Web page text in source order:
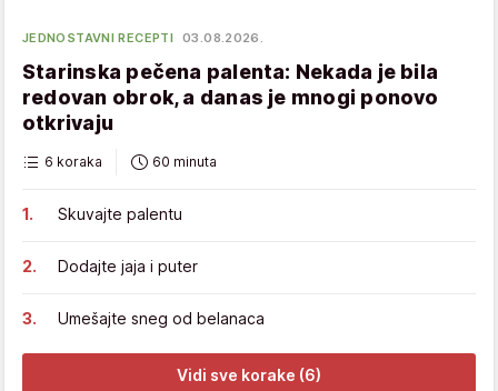
JEDNOSTAVNI RECEPTI 03.08.2026.
Starinska pečena palenta: Nekada je bila
redovan obrok, a danas je mnogi ponovo
otkrivaju
6 koraka 60 minuta
Skuvajte palentu
Dodajte jaja i puter
Umešajte sneg od belanaca
Vidi sve korake (6)